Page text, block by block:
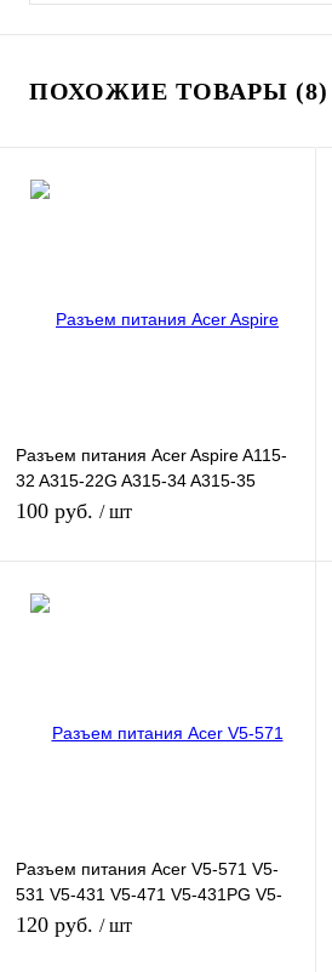
ПОХОЖИЕ ТОВАРЫ (8)
Разъем питания Acer Aspire A115-
32 A315-22G A315-34 A315-35
A315-58 A317-33
100 руб. / шт
наличии
Разъем питания Acer V5-571 V5-
531 V5-431 V5-471 V5-431PG V5-
531G P658-MG
120 руб. / шт